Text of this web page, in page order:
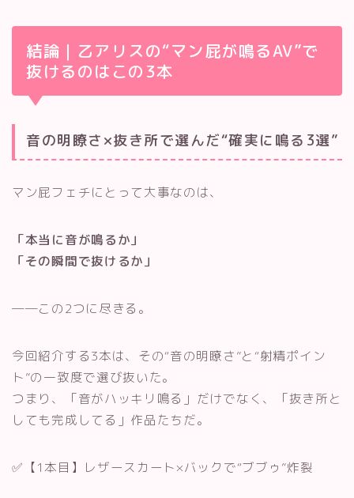
結論｜乙アリスの“マン屁が鳴るAV”で
抜けるのはこの3本
音の明瞭さ×抜き所で選んだ“確実に鳴る3選”
マン屁フェチにとって大事なのは、
「本当に音が鳴るか」
「その瞬間で抜けるか」
──この2つに尽きる。
今回紹介する3本は、その“音の明瞭さ”と“射精ポイン
ト”の一致度で選び抜いた。
つまり、「音がハッキリ鳴る」だけでなく、「抜き所と
しても完成してる」作品たちだ。
✅【1本目】レザースカート×バックで“ブブゥ”炸裂